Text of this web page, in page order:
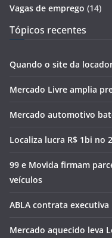
Vagas de emprego (14)
Tópicos recentes
Quando o site da
Mercado Livre amplia
Mercado automotivo
Localiza lucra R$ 1bi no
99 e Movida firmam
veículos
ABLA contrata executiva
Mercado aquecido leva